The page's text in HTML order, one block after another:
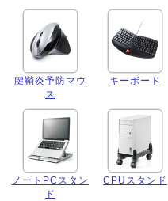
腱鞘炎予防マウ
ス
キーボード
ノートPCスタン
ド
CPUスタンド